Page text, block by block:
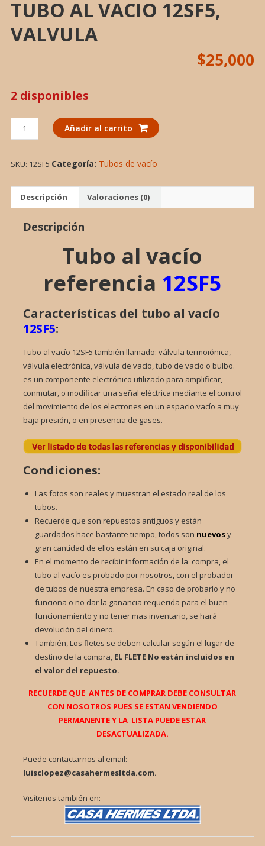
TUBO AL VACIO 12SF5,
VALVULA
$25,000
2 disponibles
TUBO
AL
VACIO
12SF5,
Añadir al carrito
SKU: 12SF5 Categoría: Tubos de vacío
Descripción Valoraciones (0)
Descripción
Tubo al vacío
referencia 12SF5
Características del tubo al vacío
12SF5:
Tubo al vacío 12SF5 también llamado: válvula termoiónica,
válvula electrónica, válvula de vacío, tubo de vacío o bulbo.
es un componente electrónico utilizado para amplificar,
conmutar, o modificar una señal eléctrica mediante el control
del movimiento de los electrones en un espacio vacío a muy
baja presión, o en presencia de gases.
Condiciones:
Las fotos son reales y muestran el estado real de los
tubos.
Recuerde que son repuestos antiguos y están
guardados hace bastante tiempo, todos son nuevosy
gran cantidad de ellos están en su caja original.
En el momento de recibir información de la compra, el
tubo al vacío es probado por nosotros, con el probador
de tubos de nuestra empresa. En caso de probarlo y no
funciona o no dar la ganancia requerida para el buen
funcionamiento y no tener mas inventario, se hará
devolución del dinero.
También, Los fletes se deben calcular según el lugar de
destino de la compra, EL FLETE No están incluidos en
el valor del repuesto.
RECUERDE QUE ANTES DE COMPRAR DEBE CONSULTAR
CON NOSOTROS PUES SE ESTAN VENDIENDO
PERMANENTE Y LA LISTA PUEDE ESTAR
DESACTUALIZADA.
Puede contactarnos al email:
luisclopez@casahermesltda.com.
Visítenos también en: